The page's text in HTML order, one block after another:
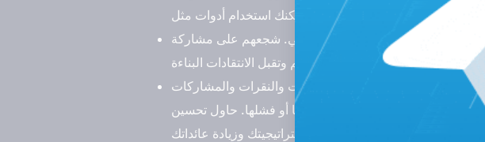
وتعليقاتهم بشكل لطيف ومهني. شجعهم على مشاركة
أو سوشيال بليد لمعرفة عدد المشاهدات والنقرات والمشاركات
ما هي العوامل التي تؤثر على نجاحها أو فشلها. حاول تحسين